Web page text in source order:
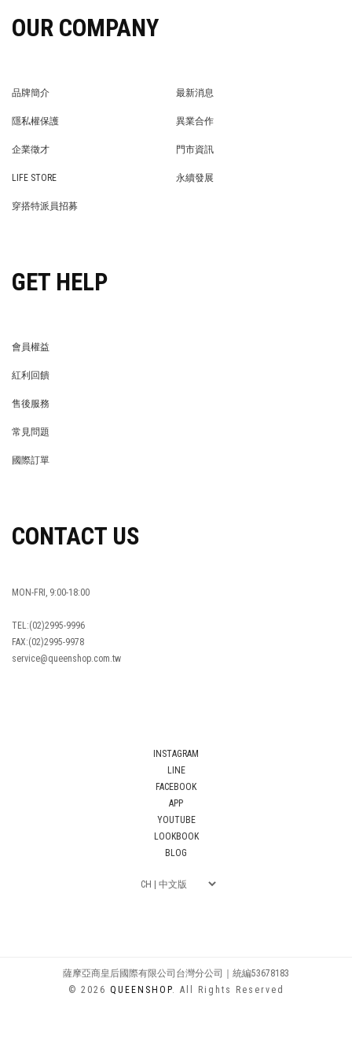
OUR COMPANY
品牌簡介
最新消息
隱私權保護
異業合作
企業徵才
門市資訊
LIFE STORE
永續發展
穿搭特派員招募
GET HELP
會員權益
紅利回饋
售後服務
常見問題
國際訂單
CONTACT US
MON-FRI, 9:00-18:00
TEL:(02)2995-9996
FAX:(02)2995-9978
service@queenshop.com.tw
INSTAGRAM
LINE
FACEBOOK
APP
YOUTUBE
LOOKBOOK
BLOG
薩摩亞商皇后國際有限公司台灣分公司｜統編53678183
© 2026 QUEENSHOP. All Rights Reserved